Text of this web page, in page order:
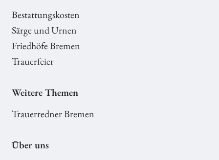
Bestattungskosten
Särge und Urnen
Friedhöfe Bremen
Trauerfeier
Weitere Themen
Trauerredner Bremen
Über uns